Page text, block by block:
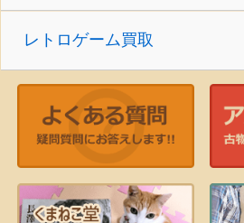
レトロゲーム買取